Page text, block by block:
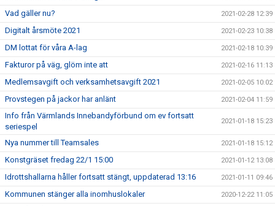
Vad gäller nu? 2021-02-28 12:39
Digitalt årsmöte 2021 2021-02-23 10:38
DM lottat för våra A-lag 2021-02-18 10:39
Fakturor på väg, glöm inte att 2021-02-16 11:13
Medlemsavgift och verksamhetsavgift 2021 2021-02-05 10:02
Provstegen på jackor har anlänt 2021-02-04 11:59
Info från Värmlands Innebandyförbund om ev fortsatt
seriespel
2021-01-18 15:23
Nya nummer till Teamsales 2021-01-18 15:12
Konstgräset fredag 22/1 15:00 2021-01-12 13:08
Idrottshallarna håller fortsatt stängt, uppdaterad 13:16 2021-01-11 09:46
Kommunen stänger alla inomhuslokaler 2020-12-22 11:05